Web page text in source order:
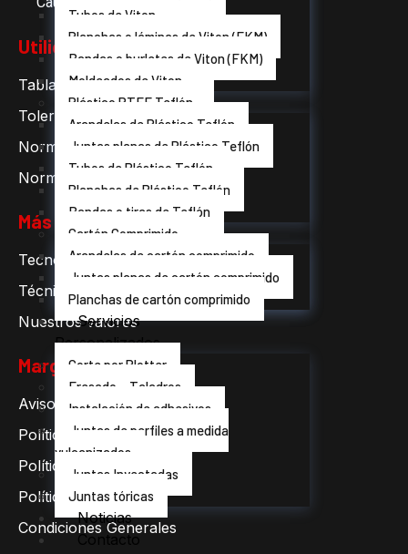
Tubos de Viton
Planchas o láminas de Viton (FKM)
Bandas o burletes de Viton (FKM)
Moldeados de Viton
Plástico PTFE Teflón
Arandelas de Plástico Teflón
Juntas planas de Plástico Teflón
Tubos de Plástico Teflón
Planchas de Plástico Teflón
Bandas o tiras de Teflón
Cartón Comprimido
Arandelas de cartón comprimido
Juntas planas de cartón comprimido
Planchas de cartón comprimido
Servicios
Personalizados
Corte por Plotter
Fresado – Taladros
Instalación de adhesivos
Juntas de perfiles a medida
vulcanizados
Juntas Inyectadas
Juntas tóricas
Noticias
Utilidades
Tabla de durezas
Tolerancias generales ISO
Normativas alimentarias
Normativas ignifugas
Más información
Tecnología de plásticos
Técnicas de conformación
Nuestros valores
Margo legal
Aviso Legal
Política de cookies
Política de gestión
Política de privacidad
Condiciones Generales